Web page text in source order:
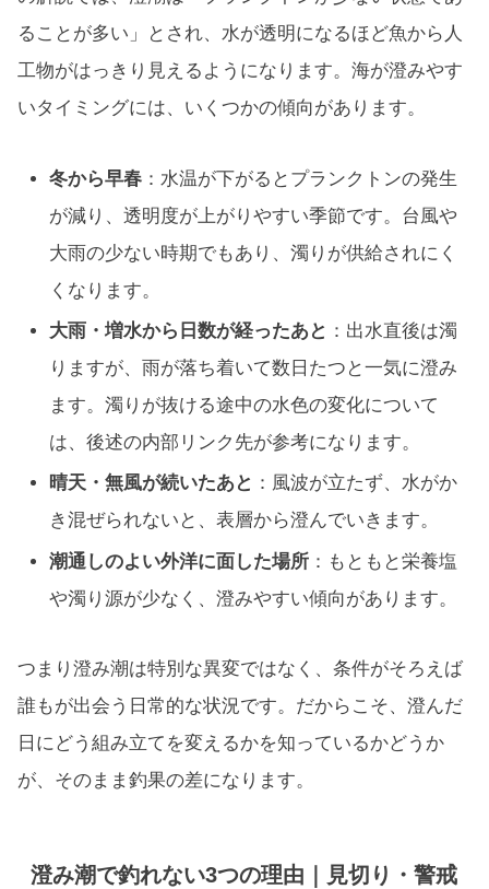
ることが多い」とされ、水が透明になるほど魚から人
工物がはっきり見えるようになります。海が澄みやす
いタイミングには、いくつかの傾向があります。
冬から早春 ：水温が下がるとプランクトンの発生
が減り、透明度が上がりやすい季節です。台風や
大雨の少ない時期でもあり、濁りが供給されにく
くなります。
大雨・増水から日数が経ったあと ：出水直後は濁
りますが、雨が落ち着いて数日たつと一気に澄み
ます。濁りが抜ける途中の水色の変化について
は、後述の内部リンク先が参考になります。
晴天・無風が続いたあと ：風波が立たず、水がか
き混ぜられないと、表層から澄んでいきます。
潮通しのよい外洋に面した場所 ：もともと栄養塩
や濁り源が少なく、澄みやすい傾向があります。
つまり澄み潮は特別な異変ではなく、条件がそろえば
誰もが出会う日常的な状況です。だからこそ、澄んだ
日にどう組み立てを変えるかを知っているかどうか
が、そのまま釣果の差になります。
澄み潮で釣れない3つの理由｜見切り・警戒